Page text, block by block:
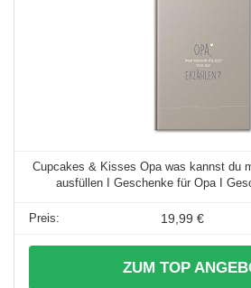
Cupcakes & Kisses Opa was kannst du
ausfüllen I Geschenke für Opa I
19,99 €
ZUM TOP